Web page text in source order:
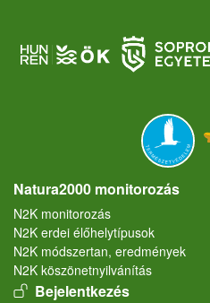
Natura2000 monitorozás
N2K monitorozás
N2K erdei élőhelytípusok
N2K módszertan, eredmények
N2K köszönetnyilvánítás
User account menu
Bejelentkezés